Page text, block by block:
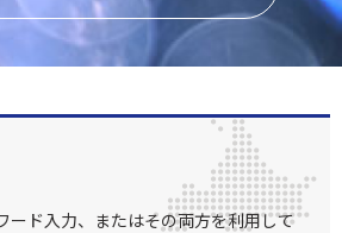
ード入力、またはその両方を利用して